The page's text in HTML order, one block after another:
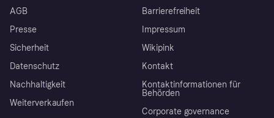
AGB
Presse
Sicherheit
Datenschutz
Nachhaltigkeit
Weiterverkaufen
Barrierefreiheit
Impressum
Wikipink
Kontakt
Kontaktinformationen für
Behörden
Corporate governance